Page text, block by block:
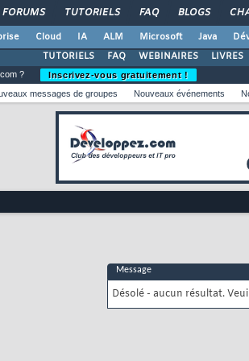
FORUMS TUTORIELS FAQ BLOGS
Cloud IA ALM Microsoft Java
TUTORIELS
FAQ WEBINAIRES LIVRES
?
Inscrivez-vous gratuitement !
messages de groupes Nouveaux événements
Message
Désolé - aucun résultat.